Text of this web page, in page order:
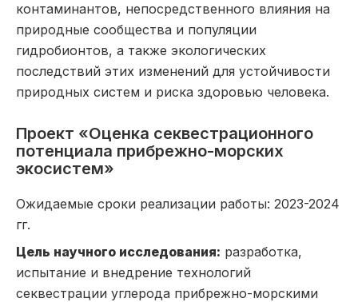
контаминантов, непосредственного влияния на
природные сообщества и популяции
гидробионтов, а также экологических
последствий этих изменений для устойчивости
природных систем и риска здоровью человека.
Проект «Оценка секвестрационного
потенциала прибрежно-морских
экосистем»
Ожидаемые сроки реализации работы: 2023-2024
гг.
Цель научного исследования: разработка,
испытание и внедрение технологий
секвестрации углерода прибрежно-морскими